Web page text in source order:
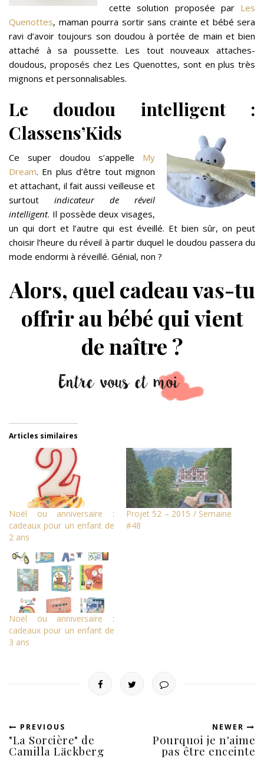
cette solution proposée par Les
Quenottes, maman pourra sortir sans crainte et bébé sera
ravi d’avoir toujours son doudou à portée de main et bien
attaché à sa poussette. Les tout nouveaux attaches-
doudous, proposés chez Les Quenottes, sont en plus très
mignons et personnalisables.
Le doudou intelligent :
Classens’Kids
Ce super doudou s’appelle My
Dream. En plus d’être tout mignon
et attachant, il fait aussi veilleuse et
surtout indicateur de réveil
intelligent. Il possède deux visages,
un qui dort et l’autre qui est éveillé. Et bien sûr, on peut
choisir l’heure du réveil à partir duquel le doudou passera du
mode endormi à réveillé. Génial, non ?
Alors, quel cadeau vas-tu
offrir au bébé qui vient
de naître ?
Articles similaires
Noël ou anniversaire :
cadeaux pour un enfant de
2 ans
Projet 52 – 2015 / Semaine
#48
Noël ou anniversaire :
cadeaux pour un enfant de
3 ans
PREVIOUS
"La Sorcière" de
Camilla Läckberg
NEWER
Pourquoi je n'aime
pas être enceinte